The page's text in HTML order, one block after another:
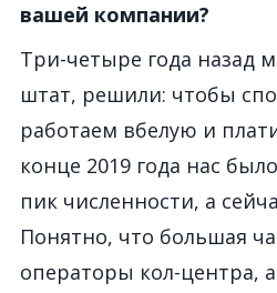
вашей компании?
Три-четыре года назад
штат, решили: чтобы
работаем вбелую и
конце 2019 года нас
пик численности, а
Понятно, что большая
операторы кол-центра,